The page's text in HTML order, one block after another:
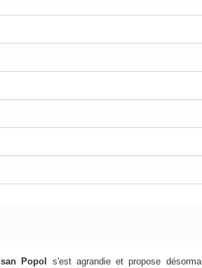
Popol s'est agrandie et propose